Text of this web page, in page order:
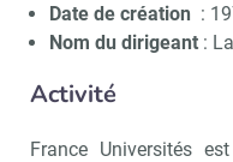
Date de création :
Nom du dirigeant:
Activité
France Universités